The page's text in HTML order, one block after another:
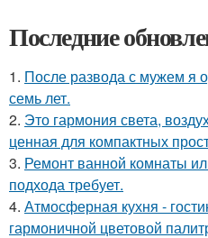
Последние
1. После развода с мужем я
семь лет.
2. Это гармония света,
ценная для компактных
3. Ремонт ванной комнаты
подхода требует.
4. Атмосферная кухня -
гармоничной цветовой